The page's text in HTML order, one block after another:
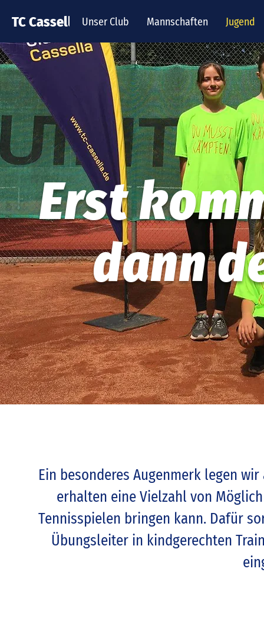
TC Cassella Unser Club Mannschaften Jugend
Erst
dann
Ein besonderes Augenmerk legen
erhalten eine Vielzahl von
Tennisspielen bringen kann. Dafür
Übungsleiter in kindgerechten